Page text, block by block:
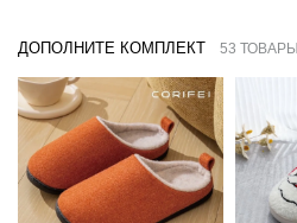
ДОПОЛНИТЕ КОМПЛЕКТ 53 ТОВАРЫ